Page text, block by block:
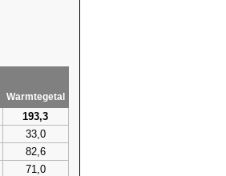
Warmtegetal
193,3
33,0
82,6
71,0